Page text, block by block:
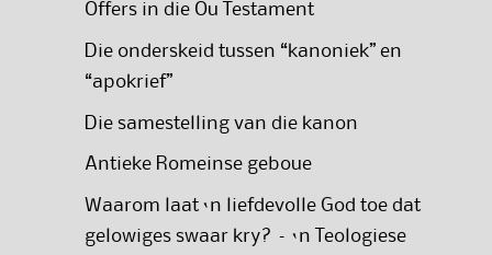
Offers in die Ou Testament
Die onderskeid tussen “kanoniek” en
“apokrief”
Die samestelling van die kanon
Antieke Romeinse geboue
Waarom laat ‘n liefdevolle God toe dat
gelowiges swaar kry? – ‘n Teologiese